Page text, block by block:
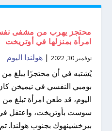
محتجز يهرب من مشفى
امرأة بمنزلها في أوتريخت
نوفمبر 30, 2022 |هولندا اليوم
بومبي النفسي في نيميخن
سوست بأوتريخت، واعتقل
بيرخشينهوك بجنوب هولندا.